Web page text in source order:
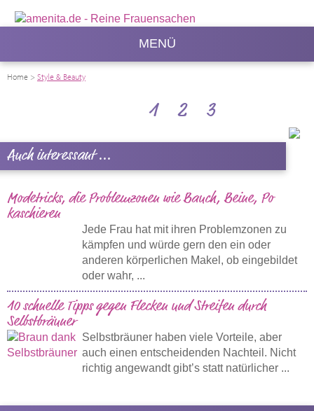
MENÜ
Home > Style & Beauty
1 2 3
Auch interessant ...
Modetricks, die Problemzonen wie Bauch, Beine, Po
kaschieren
Jede Frau hat mit ihren Problemzonen zu
kämpfen und würde gern den ein oder
anderen körperlichen Makel, ob eingebildet
oder wahr, ...
10 schnelle Tipps gegen Flecken und Streifen durch
Selbstbräuner
Selbstbräuner haben viele Vorteile, aber
auch einen entscheidenden Nachteil. Nicht
richtig angewandt gibt’s statt natürlicher ...